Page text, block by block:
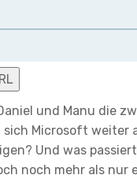
und Manu die
sich Microsoft
Und was
noch mehr als nur